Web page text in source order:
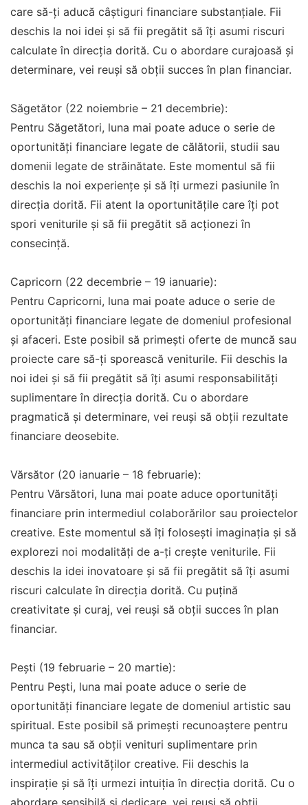
care să-ți aducă câștiguri financiare substanțiale. Fii
deschis la noi idei și să fii pregătit să îți asumi riscuri
calculate în direcția dorită. Cu o abordare curajoasă și
determinare, vei reuși să obții succes în plan financiar.
Săgetător (22 noiembrie – 21 decembrie):
Pentru Săgetători, luna mai poate aduce o serie de
oportunități financiare legate de călătorii, studii sau
domenii legate de străinătate. Este momentul să fii
deschis la noi experiențe și să îți urmezi pasiunile în
direcția dorită. Fii atent la oportunitățile care îți pot
spori veniturile și să fii pregătit să acționezi în
consecință.
Capricorn (22 decembrie – 19 ianuarie):
Pentru Capricorni, luna mai poate aduce o serie de
oportunități financiare legate de domeniul profesional
și afaceri. Este posibil să primești oferte de muncă sau
proiecte care să-ți sporească veniturile. Fii deschis la
noi idei și să fii pregătit să îți asumi responsabilități
suplimentare în direcția dorită. Cu o abordare
pragmatică și determinare, vei reuși să obții rezultate
financiare deosebite.
Vărsător (20 ianuarie – 18 februarie):
Pentru Vărsători, luna mai poate aduce oportunități
financiare prin intermediul colaborărilor sau proiectelor
creative. Este momentul să îți folosești imaginația și să
explorezi noi modalități de a-ți crește veniturile. Fii
deschis la idei inovatoare și să fii pregătit să îți asumi
riscuri calculate în direcția dorită. Cu puțină
creativitate și curaj, vei reuși să obții succes în plan
financiar.
Pești (19 februarie – 20 martie):
Pentru Pești, luna mai poate aduce o serie de
oportunități financiare legate de domeniul artistic sau
spiritual. Este posibil să primești recunoaștere pentru
munca ta sau să obții venituri suplimentare prin
intermediul activităților creative. Fii deschis la
inspirație și să îți urmezi intuiția în direcția dorită. Cu o
abordare sensibilă și dedicare, vei reuși să obții